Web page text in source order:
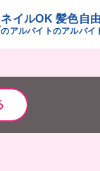
ネイルOK
のアルバイト
髪色自由
のアルバイ